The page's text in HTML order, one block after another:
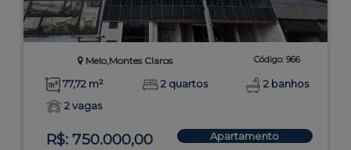
Melo,Montes Claros Código: 966
77,72 m² 2 quartos
2 banhos
2 vagas
R$: 750.000,00 Apartamento